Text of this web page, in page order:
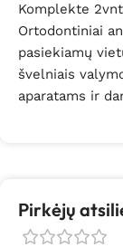
Komplekte
Ortodontiniai
pasiekiamų
švelniais
aparatams ir
Pirkėjų